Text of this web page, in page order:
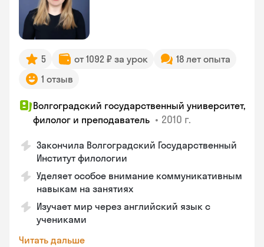
5 от 1092 ₽ за урок
18 лет опыта
1 отзыв
Волгоградский государственный университет,
филолог и преподаватель • 2010 г.
Закончилa Волгоградский Государственный
Институт филологии
Уделяет особое внимание коммуникативным
навыкам на занятиях
Изучает мир через английский язык с
учениками
Читать дальше